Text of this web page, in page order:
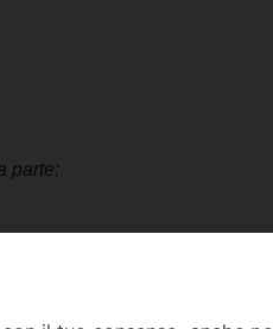
parte;